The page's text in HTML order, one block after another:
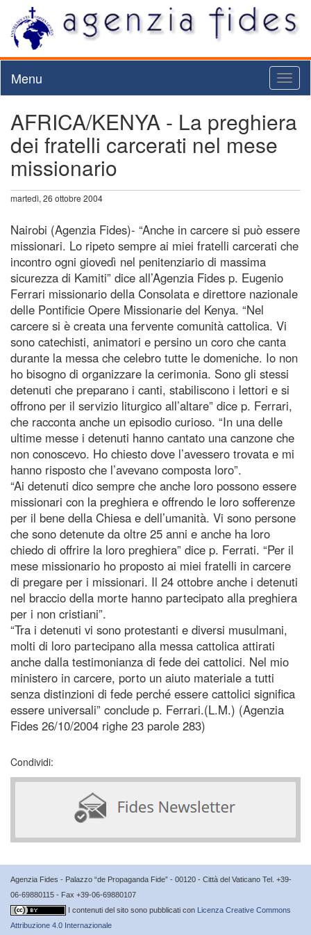
Menu
AFRICA/KENYA - La preghiera
dei fratelli carcerati nel mese
missionario
martedì, 26 ottobre 2004
Nairobi (Agenzia Fides)- “Anche in carcere si può essere
missionari. Lo ripeto sempre ai miei fratelli carcerati che
incontro ogni giovedì nel penitenziario di massima
sicurezza di Kamiti” dice all’Agenzia Fides p. Eugenio
Ferrari missionario della Consolata e direttore nazionale
delle Pontificie Opere Missionarie del Kenya. “Nel
carcere si è creata una fervente comunità cattolica. Vi
sono catechisti, animatori e persino un coro che canta
durante la messa che celebro tutte le domeniche. Io non
ho bisogno di organizzare la cerimonia. Sono gli stessi
detenuti che preparano i canti, stabiliscono i lettori e si
offrono per il servizio liturgico all’altare” dice p. Ferrari,
che racconta anche un episodio curioso. “In una delle
ultime messe i detenuti hanno cantato una canzone che
non conoscevo. Ho chiesto dove l’avessero trovata e mi
hanno risposto che l’avevano composta loro”.
“Ai detenuti dico sempre che anche loro possono essere
missionari con la preghiera e offrendo le loro sofferenze
per il bene della Chiesa e dell’umanità. Vi sono persone
che sono detenute da oltre 25 anni e anche ha loro
chiedo di offrire la loro preghiera” dice p. Ferrati. “Per il
mese missionario ho proposto ai miei fratelli in carcere
di pregare per i missionari. Il 24 ottobre anche i detenuti
nel braccio della morte hanno partecipato alla preghiera
per i non cristiani”.
“Tra i detenuti vi sono protestanti e diversi musulmani,
molti di loro partecipano alla messa cattolica attirati
anche dalla testimonianza di fede dei cattolici. Nel mio
ministero in carcere, porto un aiuto materiale a tutti
senza distinzioni di fede perché essere cattolici significa
essere universali” conclude p. Ferrari.(L.M.) (Agenzia
Fides 26/10/2004 righe 23 parole 283)
Condividi:
Agenzia Fides - Palazzo “de Propaganda Fide” - 00120 - Città del Vaticano Tel. +39-
06-69880115 - Fax +39-06-69880107
I contenuti del sito sono pubblicati con Licenza Creative Commons
Attribuzione 4.0 Internazionale